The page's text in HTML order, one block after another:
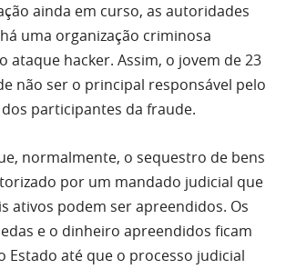
ainda em curso, as autoridades
uma organização criminosa
ataque hacker. Assim, o jovem de 23
não ser o principal responsável pelo
participantes da fraude.
normalmente, o sequestro de bens
por um mandado judicial que
ativos podem ser apreendidos. Os
e o dinheiro apreendidos ficam
Estado até que o processo judicial